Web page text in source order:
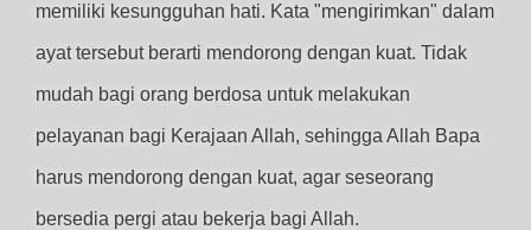
memiliki kesungguhan hati. Kata "mengirimkan" dalam
ayat tersebut berarti mendorong dengan kuat. Tidak
mudah bagi orang berdosa untuk melakukan
pelayanan bagi Kerajaan Allah, sehingga Allah Bapa
harus mendorong dengan kuat, agar seseorang
bersedia pergi atau bekerja bagi Allah.